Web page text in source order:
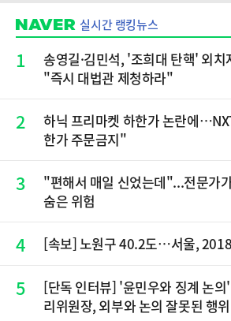
실시간 랭킹뉴스
1
송영길·김민석, '조희대 탄핵' 외
"즉시 대법관 제청하라"
2
하닉 프리마켓 하한가 논란에
한가 주문금지"
3
"편해서 매일 신었는데"...전문가
숨은 위험
4 [속보] 노원구 40.2도…서울,
5
[단독 인터뷰] '윤민우와 징계 논
리위원장, 외부와 논의 잘못된 행